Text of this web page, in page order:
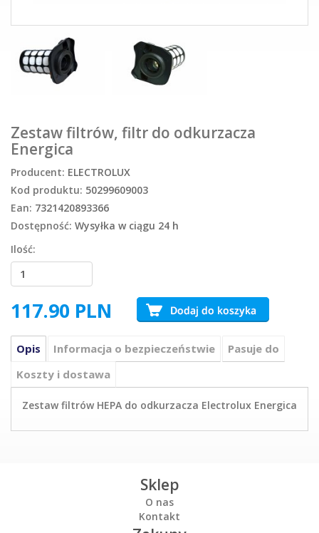
Zestaw filtrów, filtr do odkurzacza
Energica
Producent: ELECTROLUX
Kod produktu: 50299609003
Ean: 7321420893366
Dostępność: Wysyłka w ciągu 24 h
Ilość:
117.90 PLN
Opis Informacja o bezpieczeństwie
Pasuje do
Koszty i dostawa
Zestaw filtrów HEPA do odkurzacza Electrolux Energica
Sklep
O nas
Kontakt